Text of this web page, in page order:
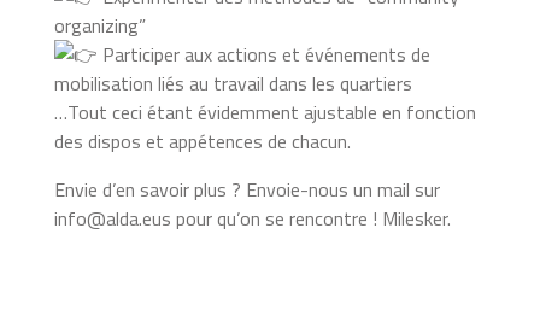
organizing”
Participer aux actions et événements de
mobilisation liés au travail dans les quartiers
…Tout ceci étant évidemment ajustable en fonction
des dispos et appétences de chacun.
Envie d’en savoir plus ? Envoie-nous un mail sur
info@alda.eus pour qu’on se rencontre ! Milesker.